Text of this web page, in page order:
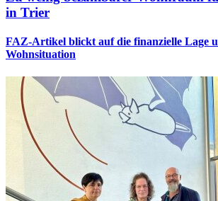
in Trier
FAZ-Artikel blickt auf die finanzielle Lage
Wohnsituation